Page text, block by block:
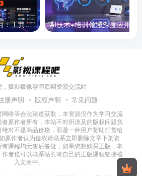
半无人直播全攻略-8月：工具使用+起号逻辑+违规规避,新增AI超体与跨境模块
，摄影摄像导演后期资源交流站
册声明 版权声明 常见问题
络等合法渠道获取，本资源仅作为学习交流
原作者所有，本站不对所涉及的版权问题负
对不是商品价格，而是一种用户赞助打赏给
原作者认为侵权请联系立即删除文章下架资
课程均无售后答疑，如果您想购买正版，本
者也可以联系站长将自己的正版课程链接植
入文章中。